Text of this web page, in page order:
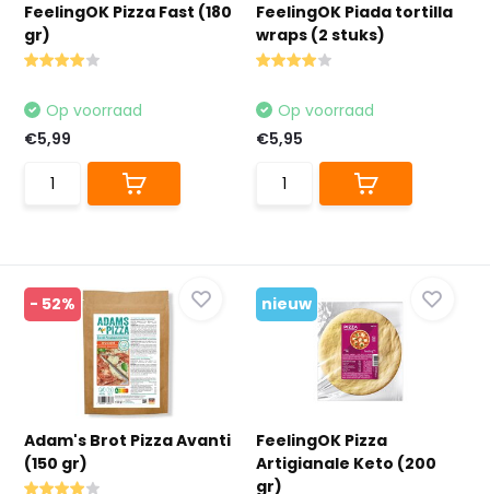
FeelingOK Pizza Fast (180
gr)
Op voorraad
€5,99
FeelingOK Piada tortilla
wraps (2 stuks)
Op voorraad
€5,95
- 52%
Adam's Brot Pizza Avanti
(150 gr)
nieuw
FeelingOK Pizza
Artigianale Keto (200
gr)